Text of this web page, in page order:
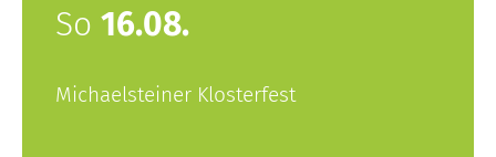
So 16.08.
Michaelsteiner Klosterfest